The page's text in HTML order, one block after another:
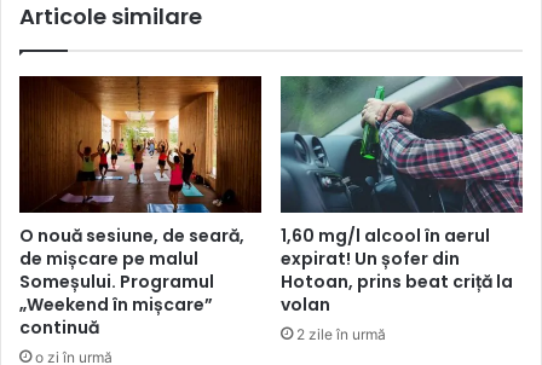
Articole similare
O nouă sesiune, de seară,
de mișcare pe malul
Someșului. Programul
„Weekend în mișcare”
continuă
o zi în urmă
1,60 mg/l alcool în aerul
expirat! Un șofer din
Hotoan, prins beat criță la
volan
2 zile în urmă